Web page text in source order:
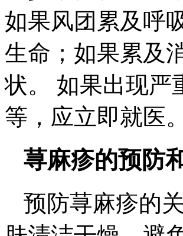
如果风团累及呼
生命；如果累及
状。 如果出现严
等，应立即就医。
荨麻疹的预防
预防荨麻疹的